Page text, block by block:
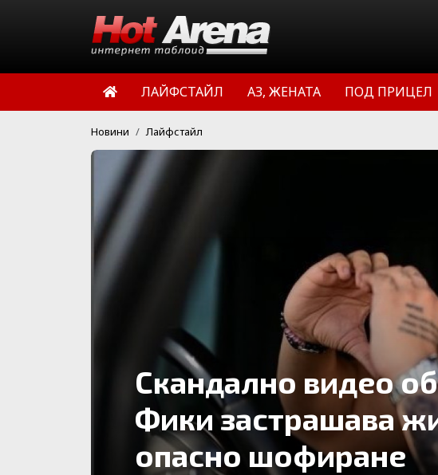
ЛАЙФСТАЙЛ АЗ, ЖЕНАТА ПОД ПРИЦЕЛ
Новини Лайфстайл
Скандално видео
Фики застрашава
опасно шофиране